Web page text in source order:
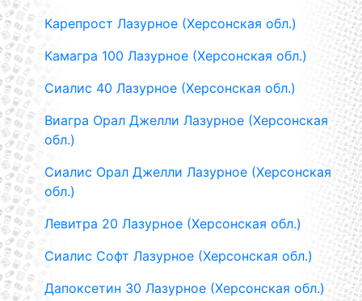
Карепрост Лазурное (Херсонская обл.)
Камагра 100 Лазурное (Херсонская обл.)
Сиалис 40 Лазурное (Херсонская обл.)
Виагра Орал Джелли Лазурное (Херсонская
обл.)
Сиалис Орал Джелли Лазурное (Херсонская
обл.)
Левитра 20 Лазурное (Херсонская обл.)
Сиалис Софт Лазурное (Херсонская обл.)
Дапоксетин 30 Лазурное (Херсонская обл.)